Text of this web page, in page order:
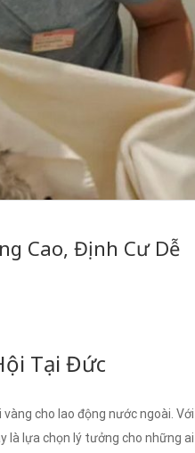
Cao, Định Cư Dễ
Tại Đức
cho lao động nước ngoài. Với
là lựa chọn lý tưởng cho những ai